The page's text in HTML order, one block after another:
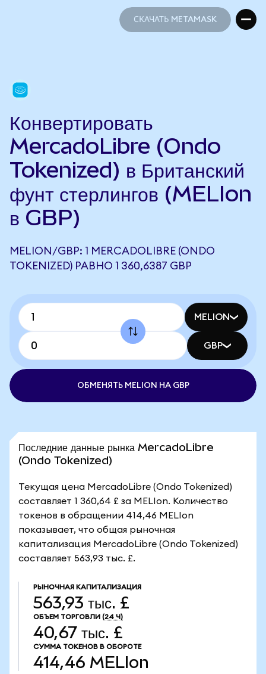
СКАЧАТЬ METAMASK
Конвертировать
MercadoLibre (Ondo
Tokenized) в Британский
фунт стерлингов (MELIon
в GBP)
MELION/GBP: 1 MERCADOLIBRE (ONDO
TOKENIZED) РАВНО 1 360,6387 GBP
MELION
GBP
ОБМЕНЯТЬ MELION НА GBP
Последние данные рынка MercadoLibre
(Ondo Tokenized)
Текущая цена MercadoLibre (Ondo Tokenized)
составляет 1 360,64 £ за MELIon. Количество
токенов в обращении 414,46 MELIon
показывает, что общая рыночная
капитализация MercadoLibre (Ondo Tokenized)
составляет 563,93 тыс. £.
РЫНОЧНАЯ КАПИТАЛИЗАЦИЯ
563,93 тыс. £
ОБЪЕМ ТОРГОВЛИ (24 Ч)
40,67 тыс. £
СУММА ТОКЕНОВ В ОБОРОТЕ
414,46 MELIon